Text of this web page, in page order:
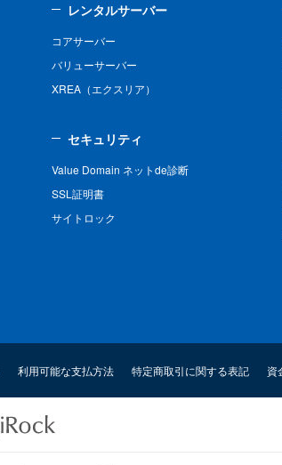
レンタルサーバー
コアサーバー
バリューサーバー
XREA（エクスリア）
セキュリティ
Value Domain ネットde診断
SSL証明書
サイトロック
利用可能な支払方法 特定商取引に関する表記 資